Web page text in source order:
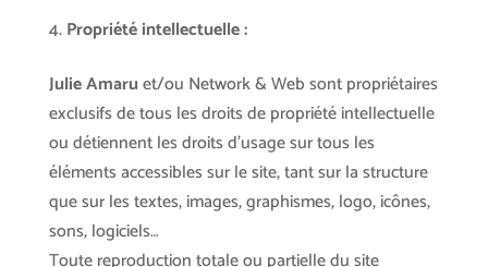
Propriété intellectuelle :
Julie Amaruet/ou Network & Web sont propriétaires
exclusifs de tous les droits de propriété intellectuelle
ou détiennent les droits d’usage sur tous les
éléments accessibles sur le site, tant sur la structure
que sur les textes, images, graphismes, logo, icônes,
sons, logiciels…
Toute reproduction totale ou partielle du site